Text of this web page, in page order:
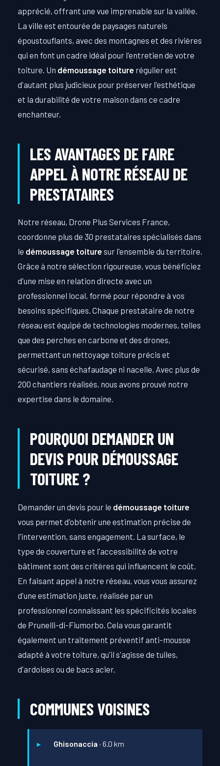
apprécié, offrant une vue imprenable sur la vallée.
La ville est entourée de paysages naturels
époustouflants, avec des montagnes et des rivières
qui en font un cadre idéal pour l'entretien de votre
toiture. Un démoussage toiture régulier est
d'autant plus judicieux pour préserver l'esthétique
et la durabilité de votre maison dans ce cadre
enchanteur.
LES AVANTAGES DE FAIRE
APPEL À NOTRE RÉSEAU DE
PRESTATAIRES
Notre réseau, Drone Plus Services France,
coordonne plus de 30 prestataires spécialisés dans
le démoussage toiture sur l'ensemble du territoire.
Grâce à notre sélection rigoureuse, vous bénéficiez
d'une mise en relation directe avec un
professionnel local, formé pour répondre à vos
besoins spécifiques. Chaque prestataire de notre
réseau est équipé de technologies modernes, telles
que des perches en carbone et des drones,
permettant un nettoyage toiture précis et
sécurisé, sans échafaudage ni nacelle. Avec plus de
200 chantiers réalisés, nous avons prouvé notre
expertise dans le domaine.
POURQUOI DEMANDER UN
DEVIS POUR DÉMOUSSAGE
TOITURE ?
Demander un devis pour le démoussage toiture
vous permet d'obtenir une estimation précise de
l'intervention, sans engagement. La surface, le
type de couverture et l'accessibilité de votre
bâtiment sont des critères qui influencent le coût.
En faisant appel à notre réseau, vous vous assurez
d'une estimation juste, réalisée par un
professionnel connaissant les spécificités locales
de Prunelli-di-Fiumorbo. Cela vous garantit
également un traitement préventif anti-mousse
adapté à votre toiture, qu'il s'agisse de tuiles,
d'ardoises ou de bacs acier.
COMMUNES VOISINES
Ghisonaccia · 6.0 km